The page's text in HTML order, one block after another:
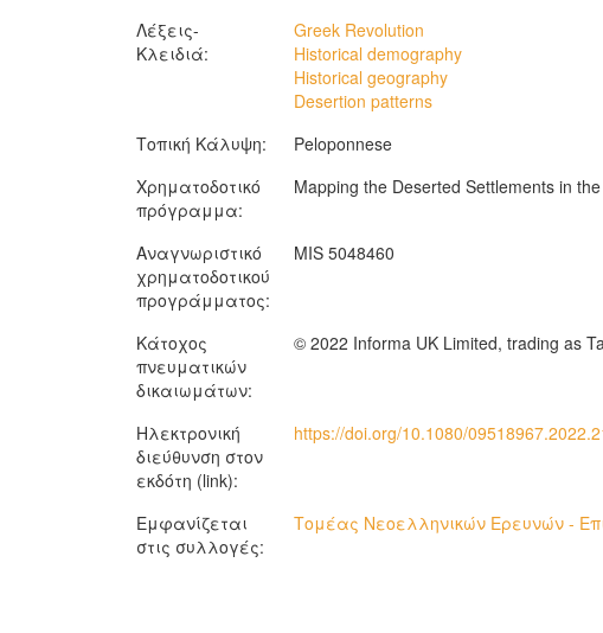
Λέξεις-
Κλειδιά:
Greek Revolution
Historical demography
Historical geography
Desertion patterns
Τοπική Κάλυψη:
Peloponnese
Χρηματοδοτικό
πρόγραμμα:
Mapping the Deserted Settlements in
Αναγνωριστικό
χρηματοδοτικού
προγράμματος:
MIS 5048460
Κάτοχος
πνευματικών
δικαιωμάτων:
© 2022 Informa UK Limited, trading as
Ηλεκτρονική
διεύθυνση στον
εκδότη (link):
https://doi.org/10.1080/
Εμφανίζεται
στις συλλογές:
Τομέας Νεοελληνικών Ερευνών -